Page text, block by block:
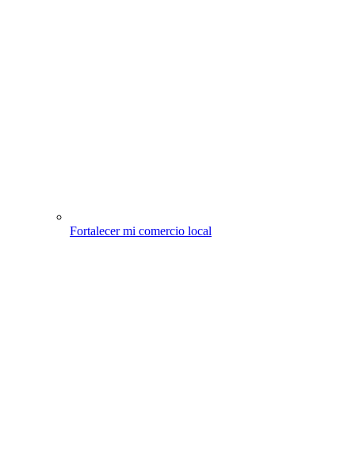
Fortalecer mi comercio local